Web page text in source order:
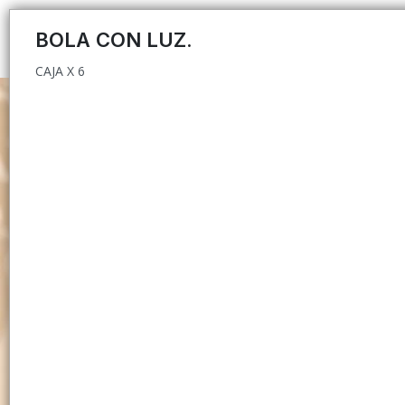
CAJA X 6
BOLA CON LUZ.
CAJA X 6